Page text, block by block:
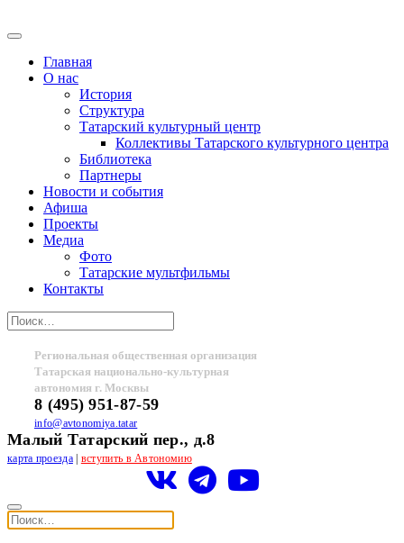
Главная
О нас
История
Структура
Татарский культурный центр
Коллективы Татарского культурного центра
Библиотека
Партнеры
Новости и события
Афиша
Проекты
Медиа
Фото
Татарские мультфильмы
Контакты
Региональная общественная организация
Татарская национально-культурная
автономия г. Москвы
8 (495) 951-87-59
info@avtonomiya.tatar
Малый Татарский пер., д.8
карта проезда| вступить в Автономию